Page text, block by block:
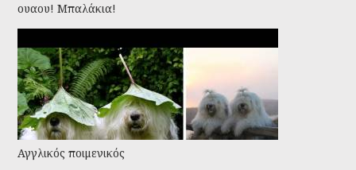
ουαου! Μπαλάκια!
Αγγλικός ποιμενικός